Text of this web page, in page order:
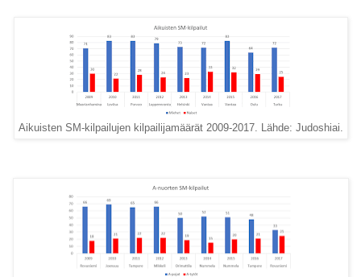
Aikuisten SM-kilpailujen kilpailijamäärät 2009-2017. Lähde: Judoshiai.